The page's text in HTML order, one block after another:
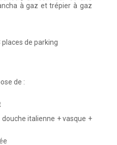
à gaz et trépier à gaz
de parking
de :
italienne + vasque +